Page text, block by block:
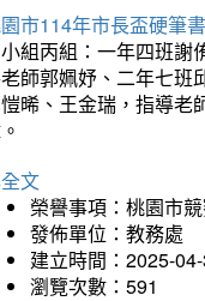
市114年市長盃硬筆
組丙組：一年四班謝
師郭姵妤、二年七班
晞、王金瑞，指導老
文
榮譽事項：桃園市
發佈單位：教務處
建立時間：2025-
瀏覽次數：591